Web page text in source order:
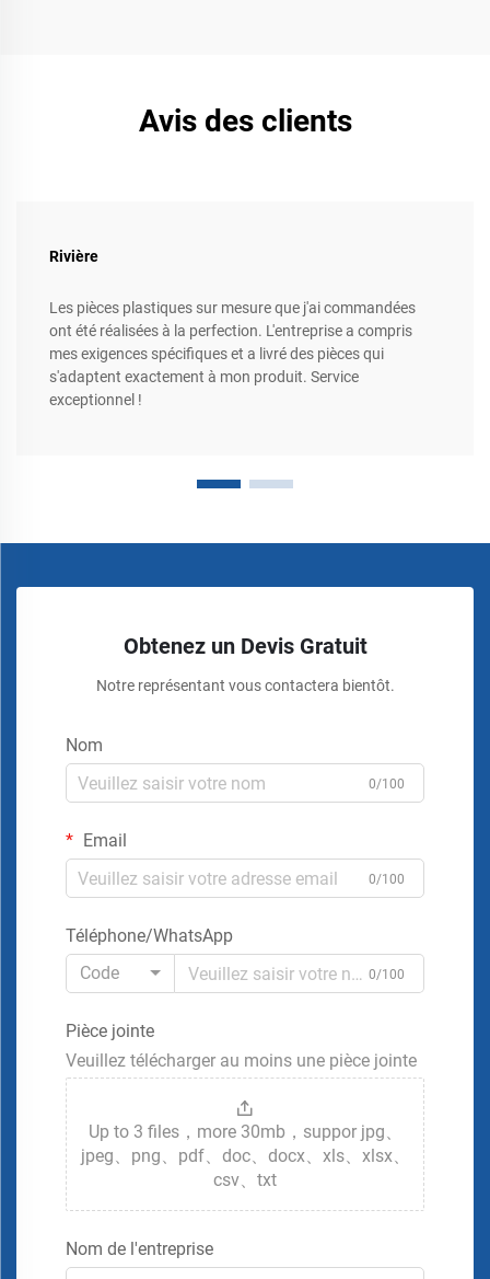
Avis des clients
Rivière
Les pièces plastiques sur mesure que j'ai commandées
ont été réalisées à la perfection. L'entreprise a compris
mes exigences spécifiques et a livré des pièces qui
s'adaptent exactement à mon produit. Service
exceptionnel !
Obtenez un Devis Gratuit
Notre représentant vous contactera bientôt.
Nom
0/100
Email
0/100
Téléphone/WhatsApp
Code
0/100
Pièce jointe
Veuillez télécharger au moins une pièce jointe
Up to 3 files，more 30mb，suppor jpg、
jpeg、png、pdf、doc、docx、xls、xlsx、
csv、txt
Nom de l'entreprise